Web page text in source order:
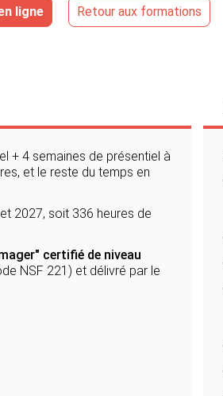
ligne Retouraux formations
+ 4 semaines de présentiel à
et le reste du temps en
2027, soit 336 heures de
certifié de niveau
NSF 221) et délivré par le